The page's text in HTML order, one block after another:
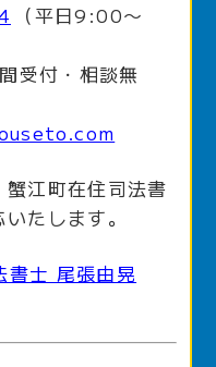
（平日9:00〜
受付・相談無
江町在住司法書
たします。
書士 尾張由晃